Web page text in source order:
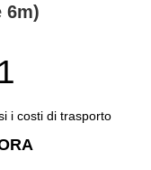
6m)
i costi di trasporto